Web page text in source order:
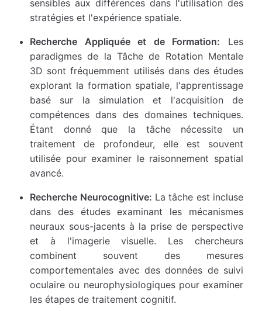
sensibles aux différences dans l'utilisation des
stratégies et l'expérience spatiale.
Recherche Appliquée et de Formation: Les
paradigmes de la Tâche de Rotation Mentale
3D sont fréquemment utilisés dans des études
explorant la formation spatiale, l'apprentissage
basé sur la simulation et l'acquisition de
compétences dans des domaines techniques.
Étant donné que la tâche nécessite un
traitement de profondeur, elle est souvent
utilisée pour examiner le raisonnement spatial
avancé.
Recherche Neurocognitive: La tâche est incluse
dans des études examinant les mécanismes
neuraux sous-jacents à la prise de perspective
et à l'imagerie visuelle. Les chercheurs
combinent souvent des mesures
comportementales avec des données de suivi
oculaire ou neurophysiologiques pour examiner
les étapes de traitement cognitif.